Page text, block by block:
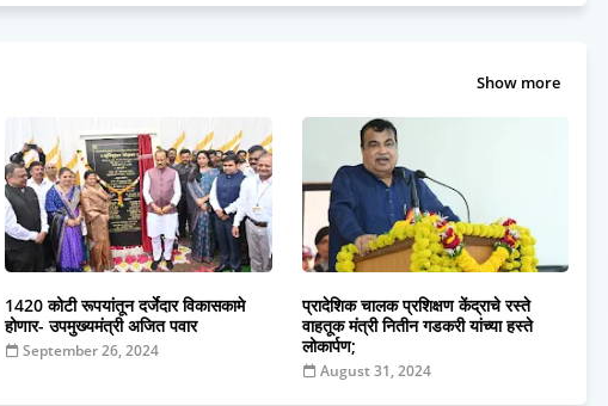
Show more
1420 कोटी रूपयांतून दर्जेदार विकासकामे
होणार- उपमुख्यमंत्री अजित पवार
September 26, 2024
प्रादेशिक चालक प्रशिक्षण केंद्राचे रस्ते
वाहतूक मंत्री नितीन गडकरी यांच्या हस्ते
लोकार्पण;
August 31, 2024